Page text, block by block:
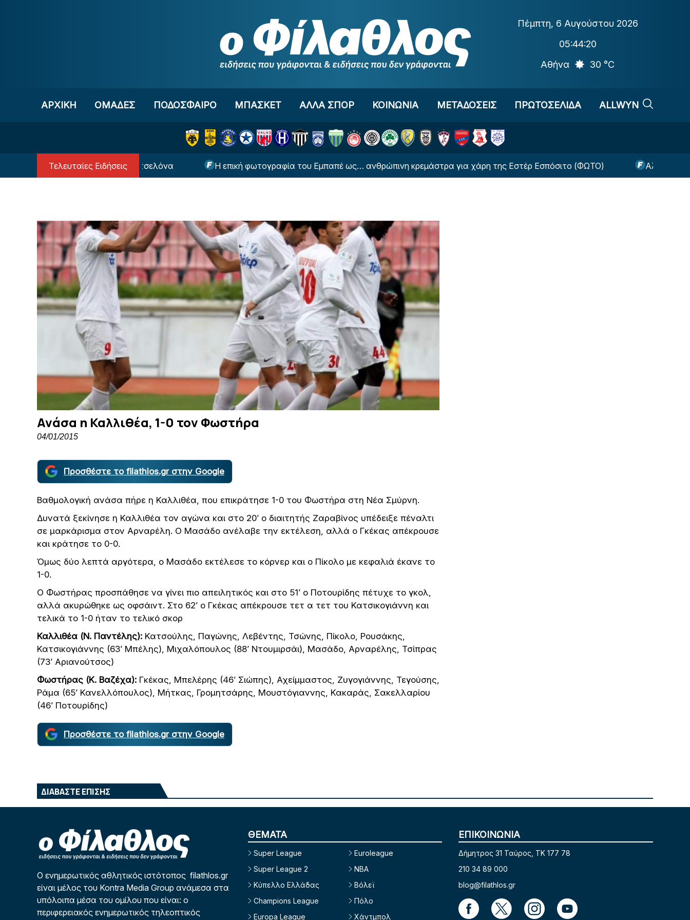
Πέμπτη, 6 Αυγούστου 2026
05:44:20
Αθήνα
30 °C
ΑΡΧΙΚΗ OΜΑΔΕΣ ΠΟΔΟΣΦΑΙΡΟ ΜΠΑΣΚΕΤ ΑΛΛΑ ΣΠΟΡ ΚΟΙΝΩΝΙΑ ΜΕΤΑΔΟΣΕΙΣ ΠΡΩΤΟΣΕΛΙΔΑ ALLWYN
Τελευταίες Ειδήσεις
επιστρέφει στην Μπαρτσελόνα Η επική φωτογραφία του Εμπαπέ ως… ανθρώπινη κρεμάστρα για χάρη της Εστέρ Εσπόσιτο (ΦΩΤΟ) Αλλαγή-σταθμός
Ανάσα η Καλλιθέα, 1-0 τον Φωστήρα
04/01/2015
Προσθέστε το filathlos.gr στην Google
Βαθμολογική ανάσα πήρε η Καλλιθέα, που επικράτησε 1-0 του Φωστήρα στη Νέα Σμύρνη.
Δυνατά ξεκίνησε η Καλλιθέα τον αγώνα και στο 20’ ο διαιτητής Ζαραβίνος υπέδειξε πέναλτι
σε μαρκάρισμα στον Αρναρέλη. Ο Μασάδο ανέλαβε την εκτέλεση, αλλά ο Γκέκας απέκρουσε
και κράτησε το 0-0.
Όμως δύο λεπτά αργότερα, ο Μασάδο εκτέλεσε το κόρνερ και ο Πίκολο με κεφαλιά έκανε το
1-0.
Ο Φωστήρας προσπάθησε να γίνει πιο απειλητικός και στο 51’ ο Ποτουρίδης πέτυχε το γκολ,
αλλά ακυρώθηκε ως οφσάιντ. Στο 62’ ο Γκέκας απέκρουσε τετ α τετ του Κατσικογιάννη και
τελικά το 1-0 ήταν το τελικό σκορ
Καλλιθέα (Ν. Παντέλης): Κατσούλης, Παγώνης, Λεβέντης, Τσώνης, Πίκολο, Ρουσάκης,
Κατσικογιάννης (63’ Μπέλης), Μιχαλόπουλος (88’ Ντουμιρσάι), Μασάδο, Αρναρέλης, Τσίπρας
(73’ Αριανούτσος)
Φωστήρας (Κ. Βαζέχα): Γκέκας, Μπελέρης (46’ Σιώπης), Αχείμμαστος, Ζυγογιάννης, Τεγούσης,
Ράμα (65’ Κανελλόπουλος), Μήτκας, Γρομητσάρης, Μουστόγιαννης, Κακαράς, Σακελλαρίου
(46’ Ποτουρίδης)
Προσθέστε το filathlos.gr στην Google
ΔΙΑΒΑΣΤΕ ΕΠΙΣΗΣ
Ο ενημερωτικός αθλητικός ιστότοπος filathlos.gr
είναι μέλος του Kontra Media Group ανάμεσα στα
υπόλοιπα μέσα του ομίλου που είναι: ο
περιφερειακός ενημερωτικός τηλεοπτικός
ΘΕΜΑΤΑ
Super League
Super League 2
Κύπελλο Ελλάδας
Champions League
Europa League
Euroleague
NBA
Βόλεϊ
Πόλο
Χάντμπολ
ΕΠΙΚΟΙΝΩΝΙΑ
Δήμητρος 31 Ταύρος, TK 177 78
210 34 89 000
blog@filathlos.gr